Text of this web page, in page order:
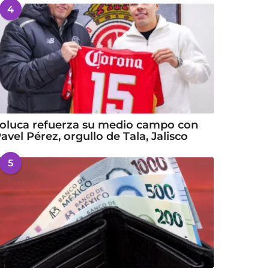
4
refuerza su medio campo con
Pérez, orgullo de Tala, Jalisco
5